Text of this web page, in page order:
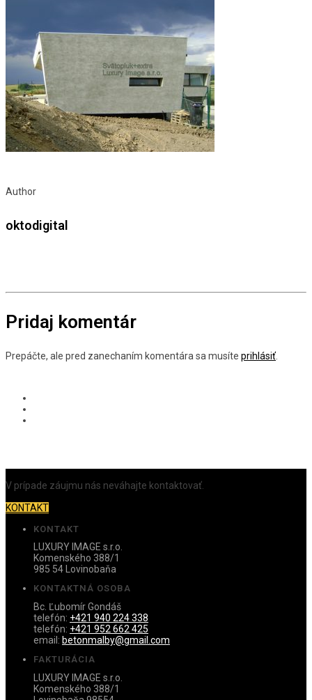
Author
oktodigital
Pridaj komentár
Prepáčte, ale pred zanechaním komentára sa musíte prihlásiť
V prípade záujmu nás neváhajte kontaktovať.
KONTAKT
KONTAKT
LUXURY IMAGE s.r.o.
Komenského 388/1
985 54 Lovinobaňa
KONTAKTNÁ OSOBA
Bc. Ľubomír Gondáš
telefón: +421 940 224 338
telefón: +421 952 662 425
email: betonmalby@gmail.com
FAKTURÁCIA
LUXURY IMAGE s.r.o.
Komenského 388/1